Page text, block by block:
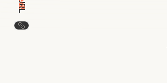
この記事のURLをコピー